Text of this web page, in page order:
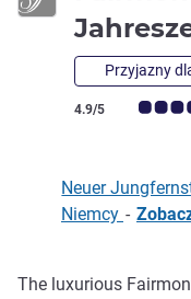
Przyjazny
Ocena klientów
4.9/5
Neuer
Niemcy -
The luxurious